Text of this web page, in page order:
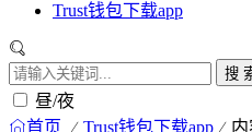
Trust钱包下载app
搜
昼/夜
首页 Trust钱包下载app